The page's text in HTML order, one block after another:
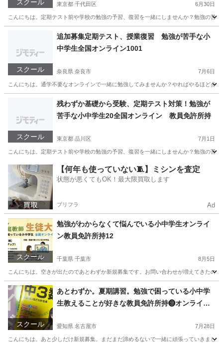
スクール 東京都 千代田区 6月30日
こんにちは。定期テスト前や学校の勉強の予習、復習を一緒にしませんか？勉強の
家庭教師 小学生
スクール
追加募集定期テスト、授業復習 勉強が苦手な小
中学生全国オンライン1001
奈良県 奈良市 7月6日
こんにちは。通学不要なオンラインで一緒に勉強してみませんか？やればやるほど点
家庭教師 オンライン
スクール
残わずか基礎から受験、定期テスト対策！勉強が
苦手な小中学生20全国オンライン 教員免許所持
東京都 品川区 7月1日
こんにちは。定期テスト前や学校の勉強の予習、復習を一緒にしませんか？勉強の
東京 品川区 家庭教師 小学生
【何年も使っていない🧵】ミシンを査定
状態が悪くてもOK！最大限買取します
プリフラ Ad
スクール
勉強がわからなくて悩んでいる小中学生オンライ
ン教員免許所持12
千葉県 千葉市 8月5日
こんにちは。空きが出たのであとわずか新規募集です。お問い合わせが増えてきたの
千葉 千葉市 家庭教師 算数
スクール
あとわずか。夏期講習。勉強で困っている小中学
生教えることが好きな教員免許所持❾オンライン
愛知県 名古屋市 7月28日
こんにちは。あと少しだけ新規募集。まだまだ諦めるないで一緒に頑張っていきま